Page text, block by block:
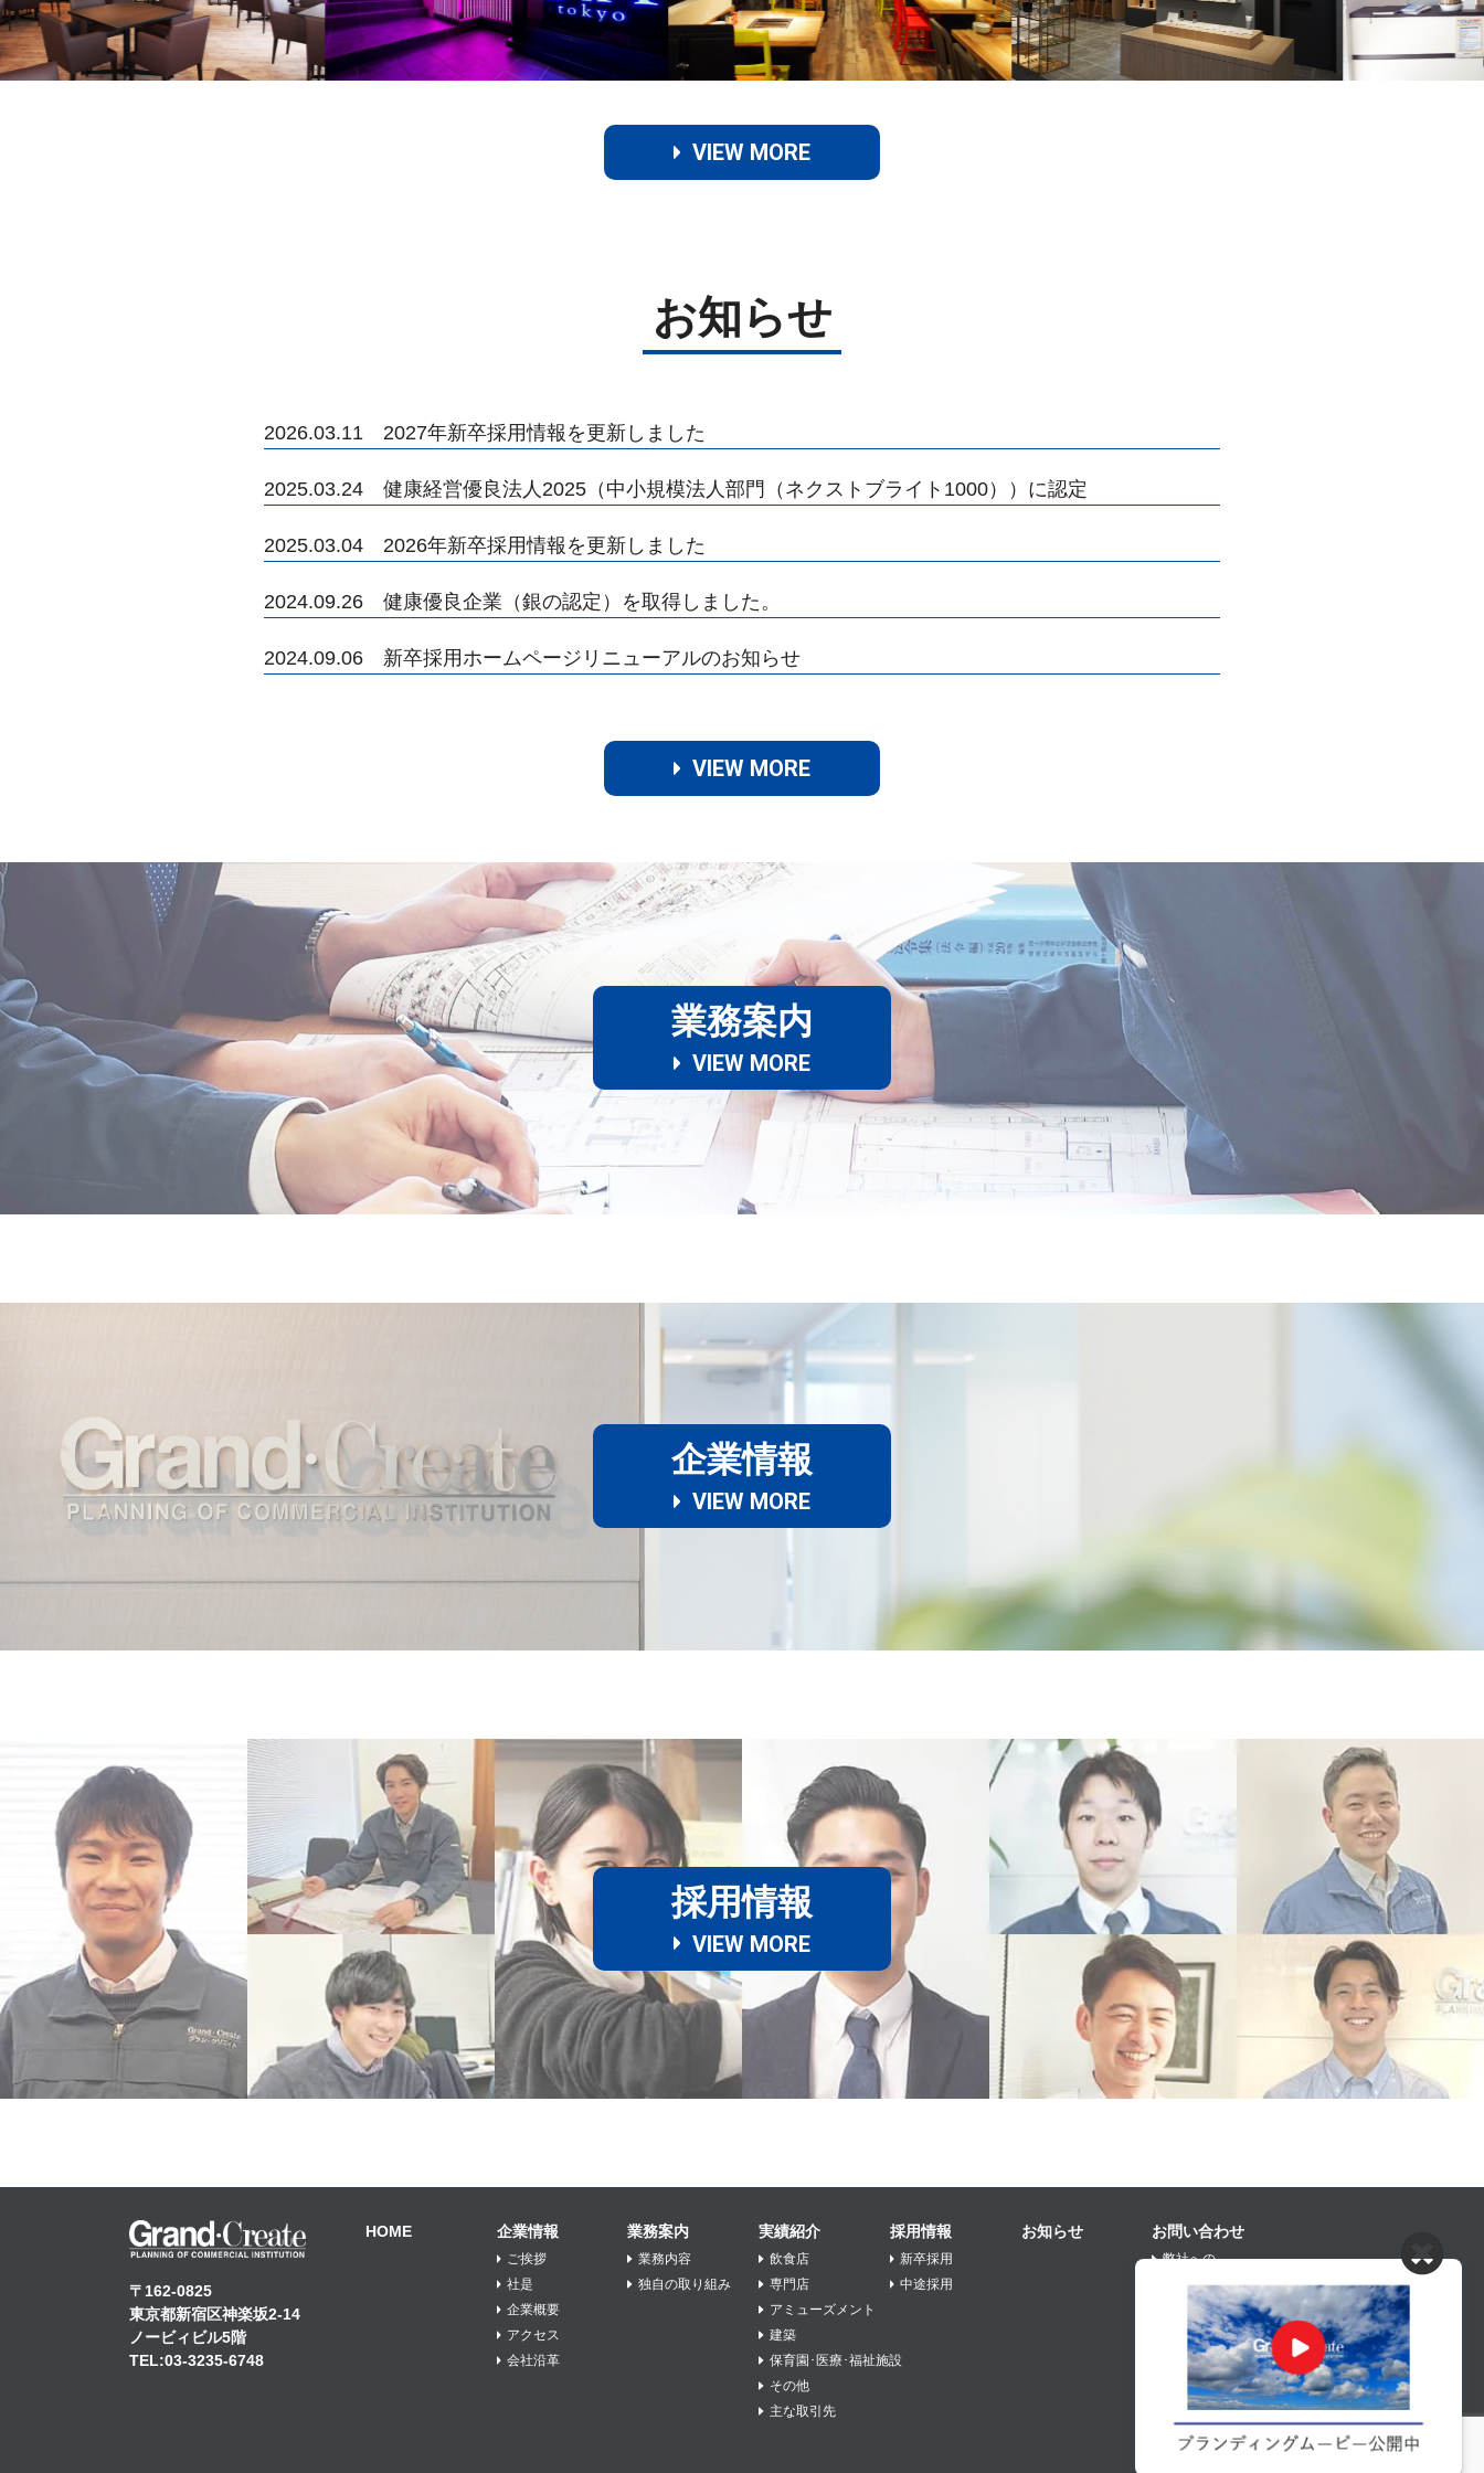
VIEW MORE
お知らせ
2026.03.11 2027年新卒採用情報を更新しました
2025.03.24 健康経営優良法人2025（中小規模法人部門（ネクストブライト1000））に認定
2025.03.04 2026年新卒採用情報を更新しました
2024.09.26 健康優良企業（銀の認定）を取得しました。
2024.09.06 新卒採用ホームページリニューアルのお知らせ
VIEW MORE
業務案内
VIEW MORE
企業情報
VIEW MORE
採用情報
VIEW MORE
〒162-0825
東京都新宿区神楽坂2-14
ノービィビル5階
TEL:03-3235-6748
HOME 企業情報
ご挨拶
社是
企業概要
アクセス
会社沿革
業務案内
業務内容
独自の取り組み
実績紹介
飲食店
専門店
アミューズメント
建築
保育園･医療･福祉施設
その他
主な取引先
採用情報
新卒採用
中途採用
お知らせ お問い合わせ
弊社への
協力業者募集の
お問い合わせの方はこちら
プライバシーポリシー
Copyright © Grand Create, Inc. All rights reserved.